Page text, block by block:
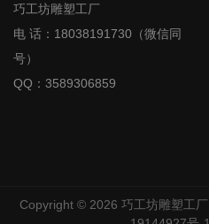
巧工坊雕塑工厂
电 话：18038191730（微信同
号）
QQ：3589306859
Copyright © 2026 巧工坊雕塑工厂